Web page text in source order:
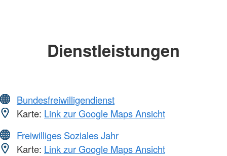
Dienstleistungen
Bundesfreiwilligendienst
Karte: Link zur Google Maps Ansicht
Freiwilliges Soziales Jahr
Karte: Link zur Google Maps Ansicht